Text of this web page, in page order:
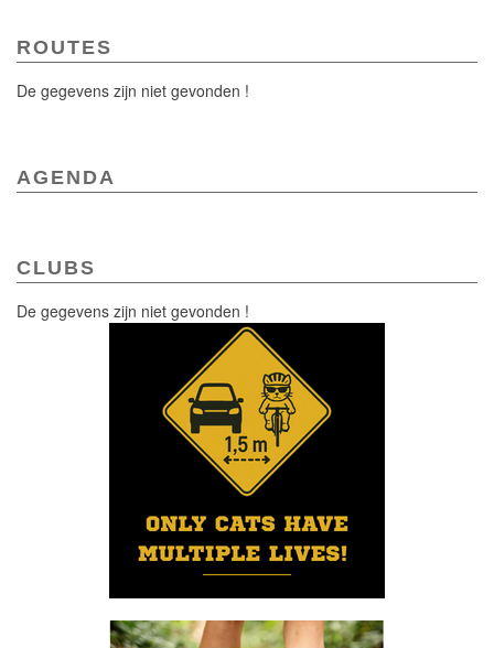
ROUTES
De gegevens zijn niet gevonden !
AGENDA
CLUBS
De gegevens zijn niet gevonden !